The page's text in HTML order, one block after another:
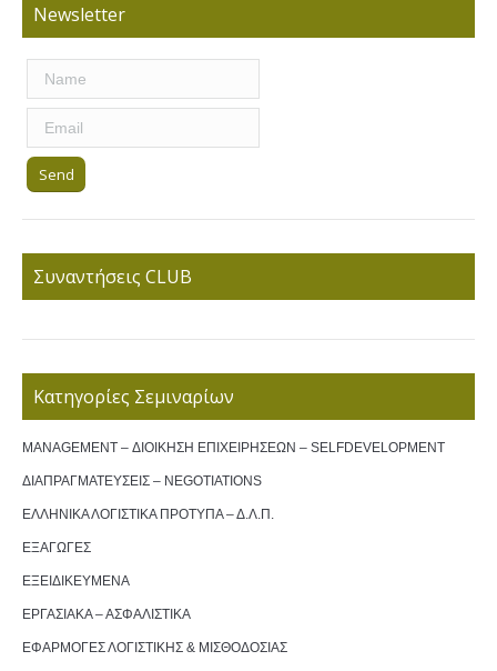
Newsletter
Συναντήσεις CLUB
Κατηγορίες Σεμιναρίων
MANAGEMENT – ΔΙΟΙΚΗΣΗ ΕΠΙΧΕΙΡΗΣΕΩΝ – SELFDEVELOPMENT
ΔΙΑΠΡΑΓΜΑΤΕΥΣΕΙΣ – NEGOTIATIONS
ΕΛΛΗΝΙΚΑ ΛΟΓΙΣΤΙΚΑ ΠΡΟΤΥΠΑ – Δ.Λ.Π.
ΕΞΑΓΩΓΕΣ
ΕΞΕΙΔΙΚΕΥΜΕΝΑ
ΕΡΓΑΣΙΑΚΑ – ΑΣΦΑΛΙΣΤΙΚΑ
ΕΦΑΡΜΟΓΕΣ ΛΟΓΙΣΤΙΚΗΣ & ΜΙΣΘΟΔΟΣΙΑΣ